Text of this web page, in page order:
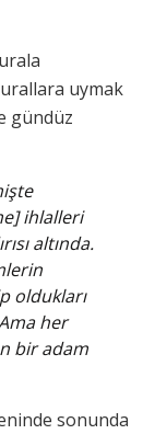
uymak
gündüz
ihlalleri
altında.
oldukları
her
bir adam
sonunda